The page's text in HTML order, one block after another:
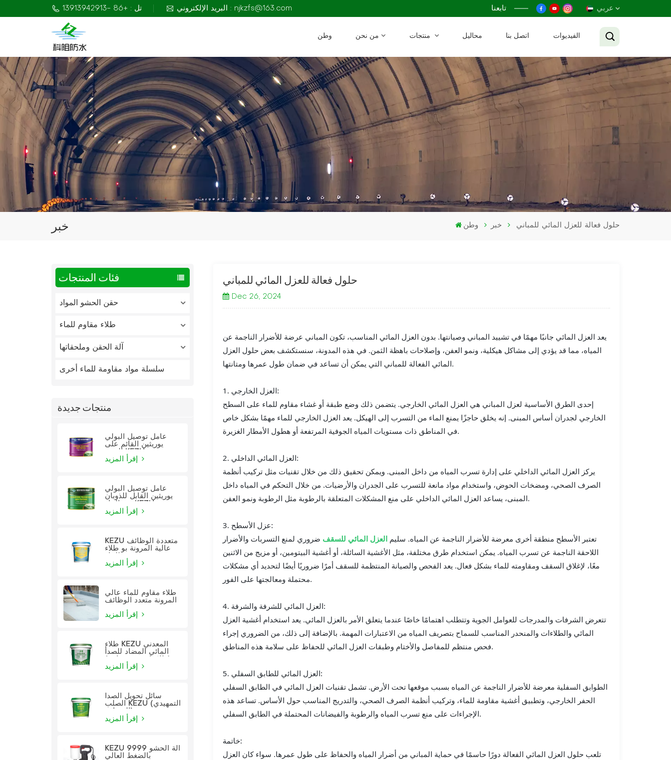
تل : +86 -13913942913 البريد الإلكتروني : njkzfs@163.com تابعنا عربي
Français
Русский
وطن من نحن محاليل اتصل بنا الفيديوات
خبر وطن خبر حلول فعالة للعزل المائي للمباني
فئات المنتجات
حقن الحشو المواد
طلاء مقاوم للماء
آلة الحقن وملحقاتها
سلسلة مواد مقاومة للماء أخرى
منتجات جديدة
عامل توصيل البولي
يوريثين القائم على
عامل توصيل البولي
يوريثين القابل للذوبان
KEZU متعددة الوظائف
عالية المرونة بو طلاء
طلاء مقاوم للماء عالي
المرونة متعدد الوظائف
طلاء KEZU المعدني
المائي المضاد للصدأ
سائل تحويل الصدأ
الصلب KEZU (التمهيدي
KEZU 9999 آلة الحشو
بالضغط العالي
حلول فعالة للعزل المائي للمباني
Dec 26, 2024
يعد العزل المائي جانبًا مهمًا في تشييد المباني وصيانتها. بدون العزل المائي المناسب، تكون المباني عرضة للأضرار الناجمة عن
المياه، مما قد يؤدي إلى مشاكل هيكلية، ونمو العفن، وإصلاحات باهظة الثمن. في هذه المدونة، سنستكشف بعض حلول العزل
المائي الفعالة للمباني التي يمكن أن تساعد في ضمان طول عمرها ومتانتها.
1. العزل الخارجي:
إحدى الطرق الأساسية لعزل المباني هي العزل المائي الخارجي. يتضمن ذلك وضع طبقة أو غشاء مقاوم للماء على السطح
الخارجي لجدران أساس المبنى. إنه يخلق حاجزًا يمنع الماء من التسرب إلى الهيكل. يعد العزل الخارجي للماء مهمًا بشكل خاص
في المناطق ذات مستويات المياه الجوفية المرتفعة أو هطول الأمطار الغزيرة.
2. العزل المائي الداخلي:
يركز العزل المائي الداخلي على إدارة تسرب المياه من داخل المبنى. ويمكن تحقيق ذلك من خلال تقنيات مثل تركيب أنظمة
الصرف الصحي، ومضخات الحوض، واستخدام مواد مانعة للتسرب على الجدران والأرضيات. من خلال التحكم في المياه داخل
المبنى، يساعد العزل المائي الداخلي على منع المشكلات المتعلقة بالرطوبة مثل الرطوبة ونمو العفن.
3. عزل الأسطح:
تعتبر الأسطح منطقة أخرى معرضة للأضرار الناجمة عن المياه. سليم العزل المائي للسقف ضروري لمنع التسربات والأضرار
اللاحقة الناجمة عن تسرب المياه. يمكن استخدام طرق مختلفة، مثل الأغشية السائلة، أو أغشية البيتومين، أو مزيج من الاثنين
معًا، لإغلاق السقف ومقاومته للماء بشكل فعال. يعد الفحص والصيانة المنتظمة للسقف أمرًا ضروريًا أيضًا لتحديد أي مشكلات
محتملة ومعالجتها على الفور.
4. العزل المائي للشرفة والشرفة:
تتعرض الشرفات والمدرجات للعوامل الجوية وتتطلب اهتمامًا خاصًا عندما يتعلق الأمر بالعزل المائي. يعد استخدام أغشية العزل
المائي والطلاءات والمنحدر المناسب للسماح بتصريف المياه من الاعتبارات المهمة. بالإضافة إلى ذلك، من الضروري إجراء
فحص منتظم للمفاصل والأختام وطبقات العزل المائي للحفاظ على سلامة هذه المناطق.
5. العزل المائي للطابق السفلي:
الطوابق السفلية معرضة للأضرار الناجمة عن المياه بسبب موقعها تحت الأرض. تشمل تقنيات العزل المائي في الطابق السفلي
الحفر الخارجي، وتطبيق أغشية مقاومة للماء، وتركيب أنظمة الصرف الصحي، والتدريج المناسب حول الأساس. تساعد هذه
الإجراءات على منع تسرب المياه والرطوبة والفيضانات المحتملة في الطابق السفلي.
خاتمة:
تلعب حلول العزل المائي الفعالة دورًا حاسمًا في حماية المباني من أضرار المياه والحفاظ على طول عمرها. سواء كان العزل